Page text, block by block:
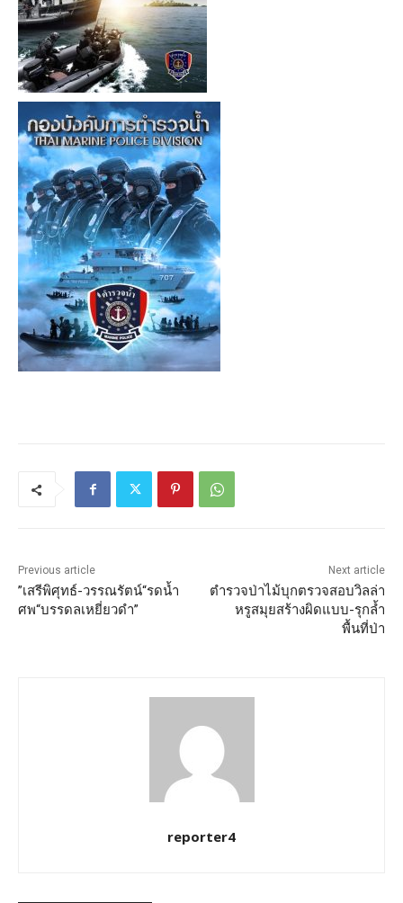
Previous article
”เสรีพิศุทธ์-วรรณรัตน์“รดน้ำ
ศพ“บรรดลเหยี่ยวดำ”
Next article
ตำรวจป่าไม้บุกตรวจสอบวิลล่า
หรูสมุยสร้างผิดแบบ-รุกล้ำ
พื้นที่ป่า
reporter4